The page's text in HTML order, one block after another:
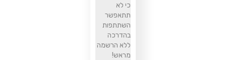
כי לא
תתאפשר
השתתפות
בהדרכה
ללא הרשמה
מראש!